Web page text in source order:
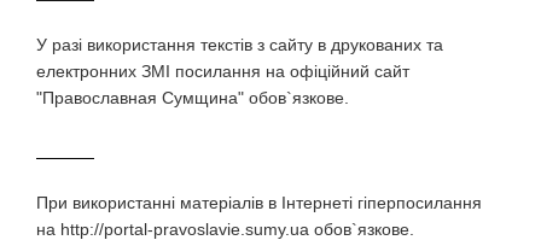
У разi використання текстiв з сайту в друкованих та
електронних ЗМI посилання на офіційний сайт
"Православная Сумщина" обов`язкове.
При використаннi матерiалiв в Iнтернетi гiперпосилання
на http://portal-pravoslavie.sumy.ua обов`язкове.